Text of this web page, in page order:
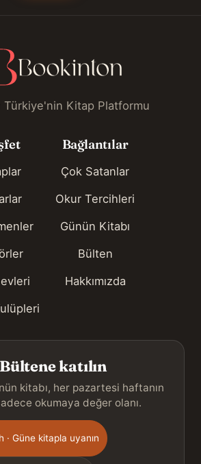
Türkiye'nin Kitap Platformu
Bağlantılar
Çok Satanlar
Okur Tercihleri
Günün Kitabı
Bülten
Hakkımızda
Bültene katılın
kitabı, her pazartesi haftanın
okumaya değer olanı.
· Güne kitapla uyanın